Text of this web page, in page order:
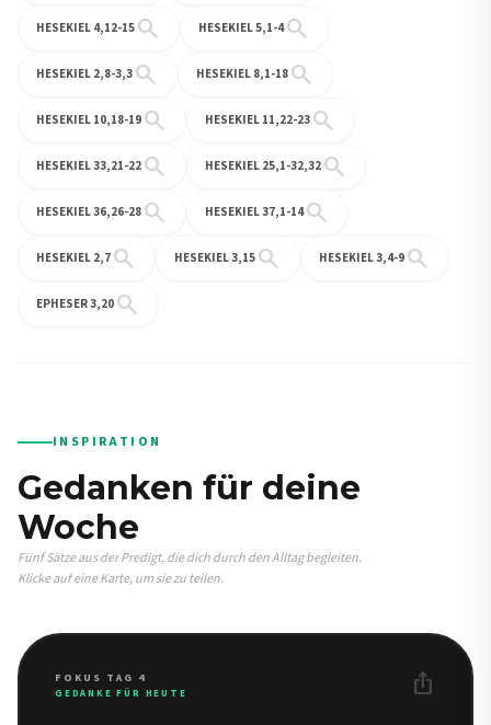
HESEKIEL 4,12-15 search HESEKIEL 5,1-4search
HESEKIEL 2,8-3,3 search HESEKIEL 8,1-18 search
HESEKIEL 10,18-19 search HESEKIEL 11,22-23 search
HESEKIEL 33,21-22 search HESEKIEL 25,1-32,32 search
HESEKIEL 36,26-28 search HESEKIEL 37,1-14search
HESEKIEL 2,7 search HESEKIEL 3,15 search HESEKIEL 3,4-9 search
EPHESER 3,20 search
INSPIRATION
Gedanken für deine
Woche
Fünf Sätze aus der Predigt, die dich durch den Alltag begleiten.
Klicke auf eine Karte, um sie zu teilen.
FOKUS TAG 4
GEDANKE FÜR HEUTE ios_share